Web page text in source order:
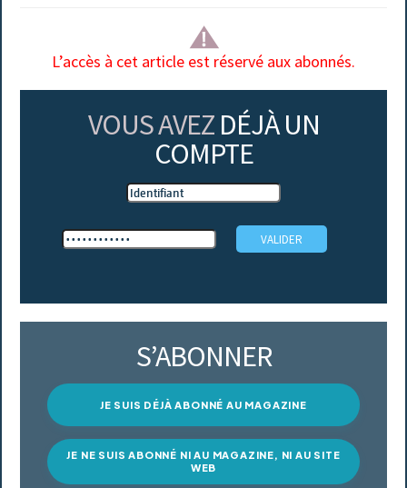
L’accès à cet article est réservé aux abonnés.
VOUS AVEZ DÉJÀ UN
COMPTE
S’ABONNER
JE SUIS DÉJÀ ABONNÉ AU MAGAZINE
JE NE SUIS ABONNÉ NI AU MAGAZINE, NI AU SITE
WEB